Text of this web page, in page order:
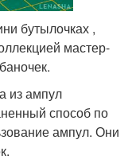
бутылочках ,
мастер-
из ампул
способ по
ампул. Они